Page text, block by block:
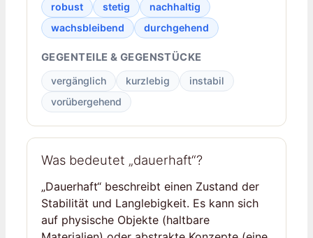
robust
stetig
nachhaltig
wachsbleibend
durchgehend
GEGENTEILE & GEGENSTÜCKE
vergänglich kurzlebig
instabil
vorübergehend
Was bedeutet „dauerhaft“?
„Dauerhaft“ beschreibt einen Zustand der
Stabilität und Langlebigkeit. Es kann sich
auf physische Objekte (haltbare